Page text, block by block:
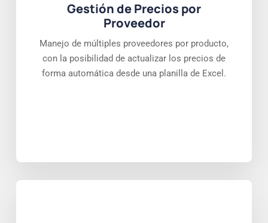
Gestión de Precios por
Proveedor
Manejo de múltiples proveedores por producto,
con la posibilidad de actualizar los precios de
forma automática desde una planilla de Excel.